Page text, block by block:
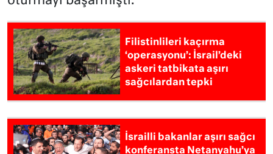
Filistinlileri kaçırma
‘operasyonu’: İsrail’deki
askeri tatbikata aşırı
sağcılardan tepki
İsrailli bakanlar aşırı sağcı
konferansta Netanyahu’ya